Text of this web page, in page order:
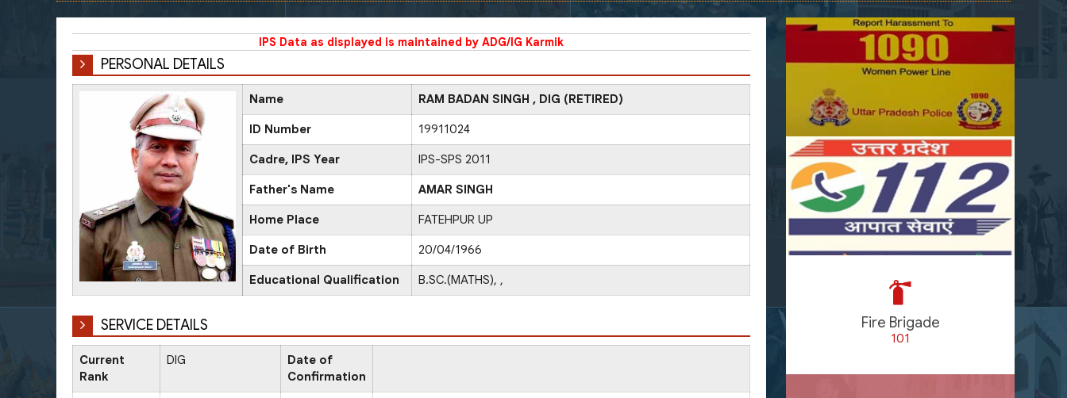
IPS Data as displayed is maintained by ADG/IG Karmik
PERSONAL DETAILS
Name RAM BADAN SINGH , DIG (RETIRED)
ID Number 19911024
Cadre, IPS Year IPS-SPS 2011
Father's Name AMAR SINGH
Home Place FATEHPUR UP
Date of Birth 20/04/1966
Educational Qualification B.SC.(MATHS), ,
SERVICE DETAILS
Current
Rank
DIG
Date of
Confirmation
Fire Brigade
101